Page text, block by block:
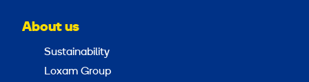
About us
Sustainability
Loxam Group